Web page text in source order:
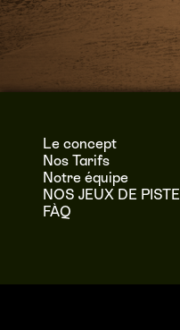
Le concept
Nos Tarifs
Notre équipe
NOS JEUX DE PISTE
FÀQ